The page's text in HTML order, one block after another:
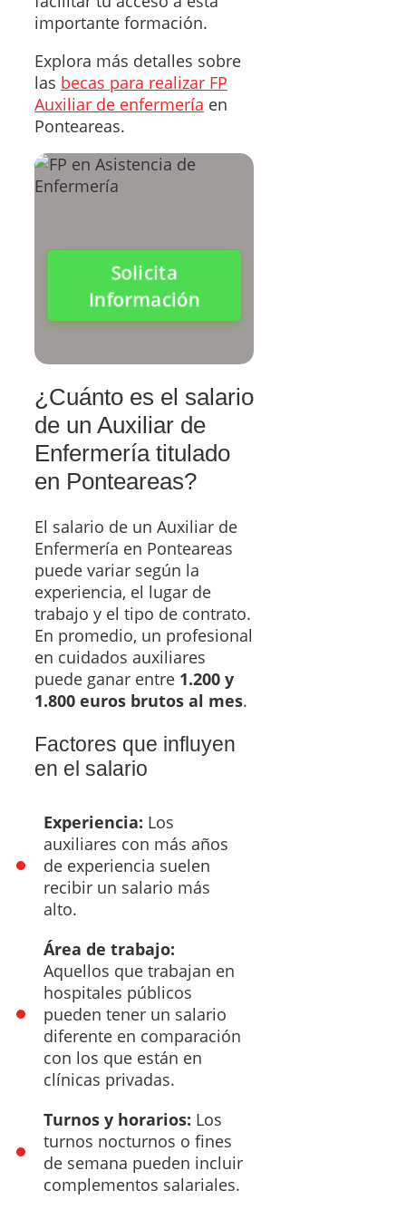
importante formación.
Explora más detalles sobre
las becas para realizar FP
Auxiliar de enfermería en
Ponteareas.
Solicita
Información
¿Cuánto es el salario
de un Auxiliar de
Enfermería titulado
en Ponteareas?
El salario de un Auxiliar de
Enfermería en Ponteareas
puede variar según la
experiencia, el lugar de
trabajo y el tipo de contrato.
En promedio, un profesional
en cuidados auxiliares
puede ganar entre 1.200 y
1.800 euros brutos al mes.
Factores que influyen
en el salario
Experiencia: Los
auxiliares con más años
de experiencia suelen
recibir un salario más
alto.
Área de trabajo:
Aquellos que trabajan en
hospitales públicos
pueden tener un salario
diferente en comparación
con los que están en
clínicas privadas.
Turnos y horarios: Los
turnos nocturnos o fines
de semana pueden incluir
complementos salariales.